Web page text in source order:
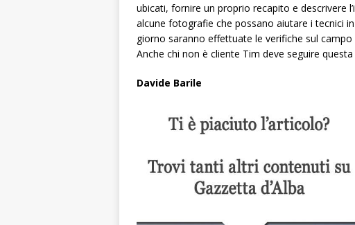
ubicati, fornire un proprio recapito e descrivere
alcune fotografie che possano aiutare i tecnici
giorno saranno effettuate le verifiche sul
Anche chi non è cliente Tim deve seguire
Davide Barile